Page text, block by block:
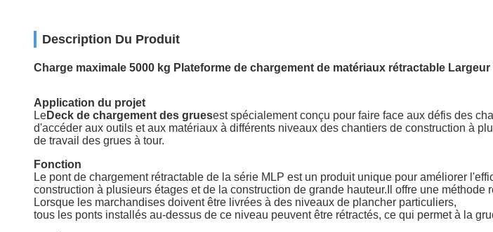
Description Du Produit
Charge maximale 5000 kg Plateforme de chargement de matériaux rétractable Largeur
Application du projet
LeDeck de chargement des gruesest spécialement conçu pour faire face aux défis des
d'accéder aux outils et aux matériaux à différents niveaux des chantiers de construction à
de travail des grues à tour.
Fonction
Le pont de chargement rétractable de la série MLP est un produit unique pour améliorer
construction à plusieurs étages et de la construction de grande hauteur.Il offre une
Lorsque les marchandises doivent être livrées à des niveaux de plancher particuliers,
tous les ponts installés au-dessus de ce niveau peuvent être rétractés, ce qui permet à la